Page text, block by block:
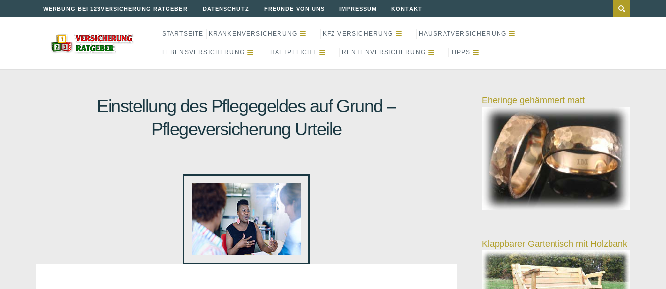
WERBUNG BEI 123VERSICHERUNG RATGEBER DATENSCHUTZ FREUNDE VON UNS IMPRESSUM KONTAKT
STARTSEITE KRANKENVERSICHERUNG KFZ-VERSICHERUNG HAUSRATVERSICHERUNG
LEBENSVERSICHERUNG HAFTPFLICHT RENTENVERSICHERUNG TIPPS
Einstellung des Pflegegeldes auf Grund –
Pflegeversicherung Urteile
Eheringe gehämmert matt
Klappbarer Gartentisch mit Holzbank